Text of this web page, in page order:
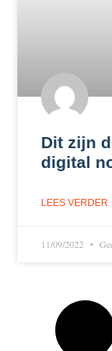
Dit zijn
digital
LEES VERDER
11/09/2022